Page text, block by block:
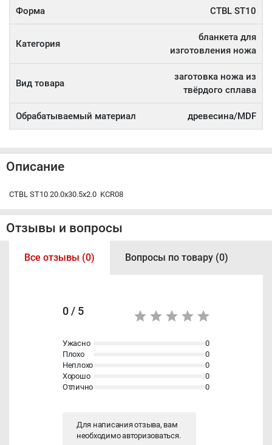
Форма CTBL ST10
Категория
бланкета для
изготовления ножа
Вид товара
заготовка ножа из
твёрдого сплава
Обрабатываемый материал древесина/MDF
Описание
CTBL ST10 20.0x30.5x2.0 KCR08
Отзывы и вопросы
Все отзывы (0) Вопросы по товару (0)
0 / 5
Ужасно
0
Плохо
0
Неплохо
0
Хорошо
0
Отлично
0
Для написания отзыва, вам
необходимоавторизоваться.